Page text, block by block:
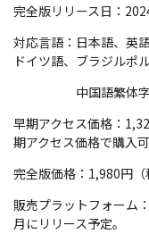
完全版リリース日：
対応言語：日本語、英
ドイツ語、ブラジルポ
中国語繁体字、
早期アクセス価格：
期アクセス価格で購入
完全版価格：1,980円（
販売プラットフォー
月にリリース予定。